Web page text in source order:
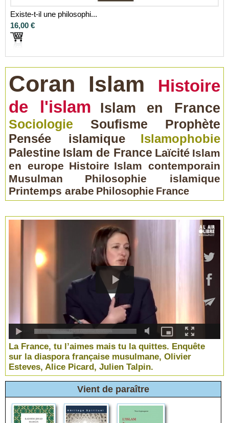
Existe-t-il une philosophi...
16,00 €
Coran Islam
Histoire
de l'islam
Islam en France
Sociologie Soufisme
Prophète
Pensée islamique
Islamophobie
Palestine Islam de France Laïcité Islam
en europe Histoire Islam contemporain
Musulman
Philosophie islamique
Printemps arabe Philosophie France
La France, tu l’aimes mais tu la quittes. Enquête
sur la diaspora française musulmane, Olivier
Esteves, Alice Picard, Julien Talpin.
Vient de paraître